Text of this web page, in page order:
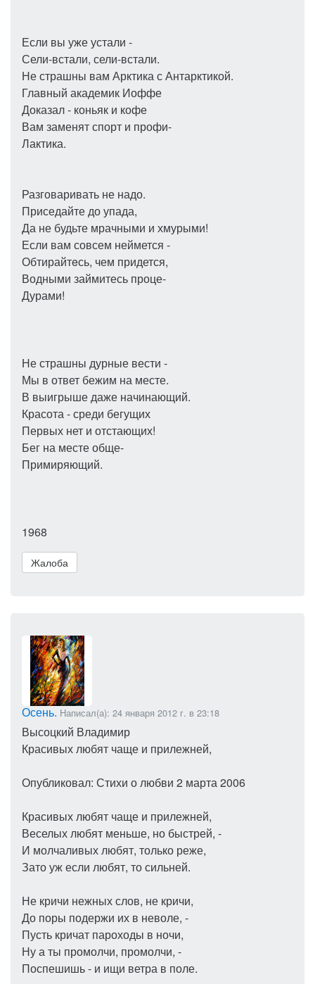
Если вы уже устали -
Сели-встали, сели-встали.
Не страшны вам Арктика с Антарктикой.
Главный академик Иоффе
Доказал - коньяк и кофе
Вам заменят спорт и профи-
Лактика.
Разговаривать не надо.
Приседайте до упада,
Да не будьте мрачными и хмурыми!
Если вам совсем неймется -
Обтирайтeсь, чем придется,
Водными займитесь проце-
Дурами!
Не страшны дурные вести -
Мы в ответ бежим на месте.
В выигрыше даже начинающий.
Красота - среди бегущих
Первых нет и отстающих!
Бег на месте обще-
Примиряющий.
1968
Жалоба
Осень. Написал(а): 24 января 2012 г. в 23:18
Высоцкий Владимир
Красивых любят чаще и прилежней,
Опубликовал: Стихи о любви 2 марта 2006
Красивых любят чаще и прилежней,
Веселых любят меньше, но быстрей, -
И молчаливых любят, только реже,
Зато уж если любят, то сильней.
Не кричи нежных слов, не кричи,
До поры подержи их в неволе, -
Пусть кричат пароходы в ночи,
Ну а ты промолчи, промолчи, -
Поспешишь - и ищи ветра в поле.